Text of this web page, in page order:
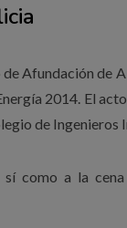
Afundación de
2014. El
de Ingenieros
como a la